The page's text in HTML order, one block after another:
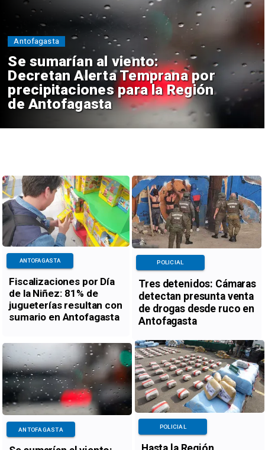
Se sumarían al viento:
Decretan Alerta Temprana por
precipitaciones para la Región
de Antofagasta
Antofagasta
Fiscalizaciones por Día
de la Niñez: 81% de
jugueterías resultan con
sumario en Antofagasta
ANTOFAGASTA
Tres detenidos: Cámaras
detectan presunta venta
de drogas desde ruco en
Antofagasta
POLICIAL
ANTOFAGASTA POLICIAL